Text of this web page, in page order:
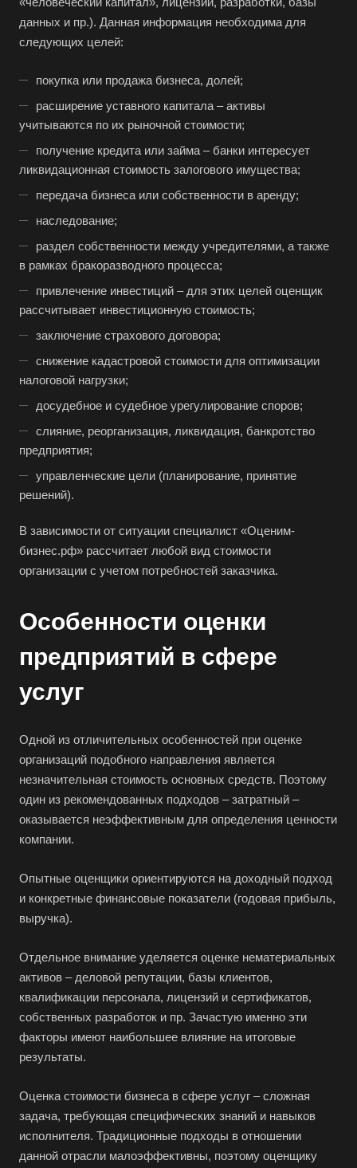
данных и пр.). Данная информация необходима для
следующих целей:
покупка или продажа бизнеса, долей;
расширение уставного капитала – активы
учитываются по их рыночной стоимости;
получение кредита или займа – банки интересует
ликвидационная стоимость залогового имущества;
передача бизнеса или собственности в аренду;
наследование;
раздел собственности между учредителями, а также
в рамках бракоразводного процесса;
привлечение инвестиций – для этих целей оценщик
рассчитывает инвестиционную стоимость;
заключение страхового договора;
снижение кадастровой стоимости для оптимизации
налоговой нагрузки;
досудебное и судебное урегулирование споров;
слияние, реорганизация, ликвидация, банкротство
предприятия;
управленческие цели (планирование, принятие
решений).
В зависимости от ситуации специалист «Оценим-
бизнес.рф» рассчитает любой вид стоимости
организации с учетом потребностей заказчика.
Особенности оценки
предприятий в сфере
услуг
Одной из отличительных особенностей при оценке
организаций подобного направления является
незначительная стоимость основных средств. Поэтому
один из рекомендованных подходов – затратный –
оказывается неэффективным для определения ценности
компании.
Опытные оценщики ориентируются на доходный подход
и конкретные финансовые показатели (годовая прибыль,
выручка).
Отдельное внимание уделяется оценке нематериальных
активов – деловой репутации, базы клиентов,
квалификации персонала, лицензий и сертификатов,
собственных разработок и пр. Зачастую именно эти
факторы имеют наибольшее влияние на итоговые
результаты.
Оценка стоимости бизнеса в сфере услуг – сложная
задача, требующая специфических знаний и навыков
исполнителя. Традиционные подходы в отношении
данной отрасли малоэффективны, поэтому оценщику
Выберите ваш город
Например:Кандалакша
Абакан
Абдулино
Абинск
Азов
Ангарск
Апатиты
Апрелевка
Арзамас
Асбест
Асино
Ахтубинск
Ачинск
Аша
Баймак
Балаково
Балашиха
Балашов
Барабинск
Барнаул
Батайск
Бахчисарай
Белая Калитва
Белебей
Белово
Белогорск